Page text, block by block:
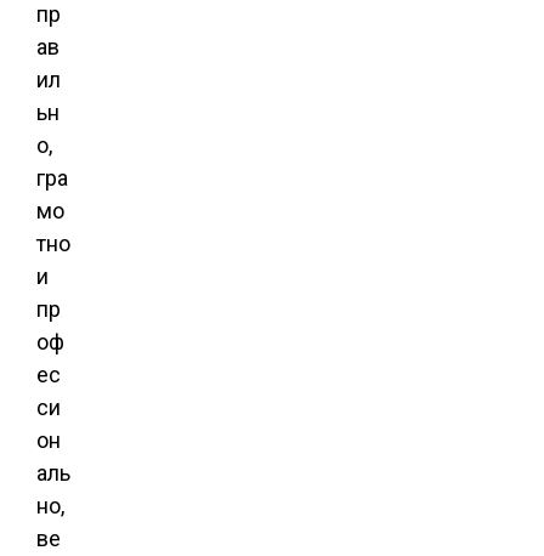
пр
ав
ил
ьн
о,
гра
мо
тно
и
пр
оф
ес
си
он
аль
но,
ве